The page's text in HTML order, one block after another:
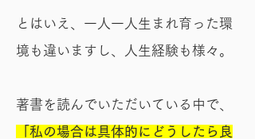
とはいえ、一人一人生まれ育った環
境も違いますし、人生経験も様々。
著書を読んでいただいている中で、
「私の場合は具体的にどうしたら良